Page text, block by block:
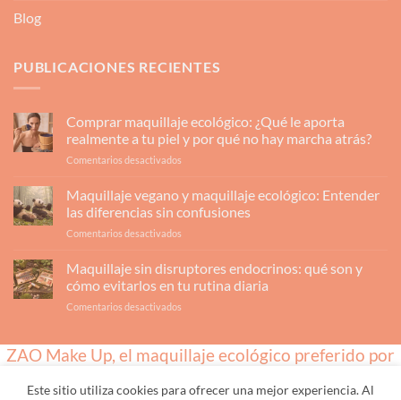
Blog
PUBLICACIONES RECIENTES
Comprar maquillaje ecológico: ¿Qué le aporta
realmente a tu piel y por qué no hay marcha atrás?
Comentarios desactivados
ecológico:
¿Qué
realmente
qué
hay
Maquillaje vegano y maquillaje ecológico: Entender
las diferencias sin confusiones
Comentarios desactivados
vegano
maquillaje
diferencias
confusiones
Maquillaje sin disruptores endocrinos: qué son y
cómo evitarlos en tu rutina diaria
Comentarios desactivados
disruptores
endocrinos:
son
ZAO Make Up, el maquillaje ecológico preferido por
Este sitio utiliza cookies para ofrecer una mejor experiencia. Al